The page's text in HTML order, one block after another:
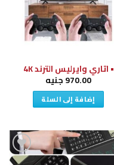
• اتاري وايرليس الترند 4K
970.00جنيه
إضافة إلى السلة
إضافة